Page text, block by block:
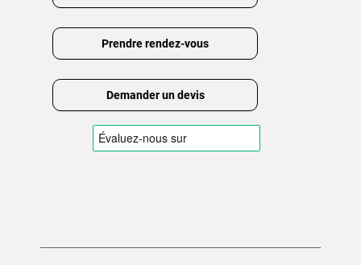
Prendre rendez-vous
Demander un devis